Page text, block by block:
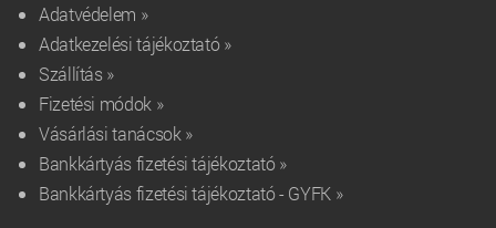
Adatvédelem »
Adatkezelési tájékoztató »
Szállítás »
Fizetési módok »
Vásárlási tanácsok »
Bankkártyás fizetési tájékoztató »
Bankkártyás fizetési tájékoztató - GYFK »